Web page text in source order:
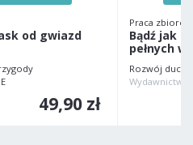
od gwiazd
49,90 zł
Praca
Bądź jak
pełnych
Rozwój